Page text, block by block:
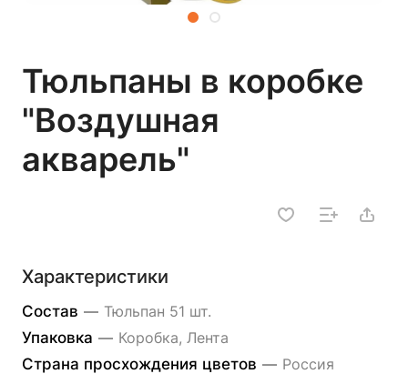
Тюльпаны в коробке
"Воздушная
акварель"
Характеристики
Состав — Тюльпан 51 шт.
Упаковка — Коробка, Лента
Страна просхождения цветов — Россия